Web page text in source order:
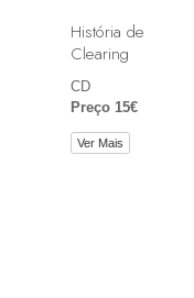
História de
Clearing
CD
Preço 15€
Ver Mais